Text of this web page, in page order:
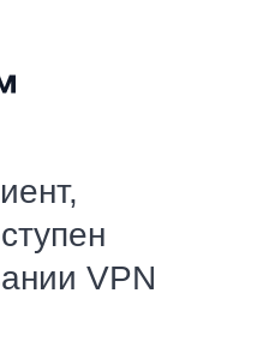
VPN